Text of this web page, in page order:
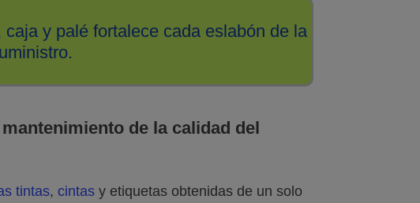
y palé fortalece cada eslabón de la
de la calidad del
tintas, cintas y etiquetas obtenidas de un solo